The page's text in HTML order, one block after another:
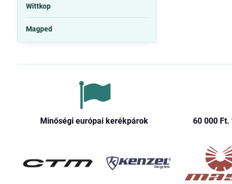
Wittkop
Magped
Minőségi európai kerékpárok 60 000